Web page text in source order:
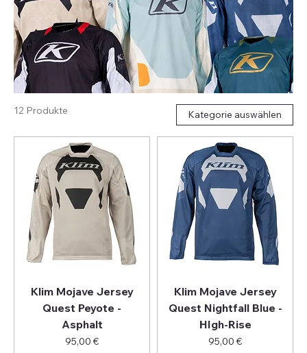
12 Produkte Kategorie auswählen
Klim Mojave Jersey
Quest Peyote -
Asphalt
Preis
95,00 €
Klim Mojave Jersey
Quest Nightfall Blue -
HIgh-Rise
Preis
95,00 €